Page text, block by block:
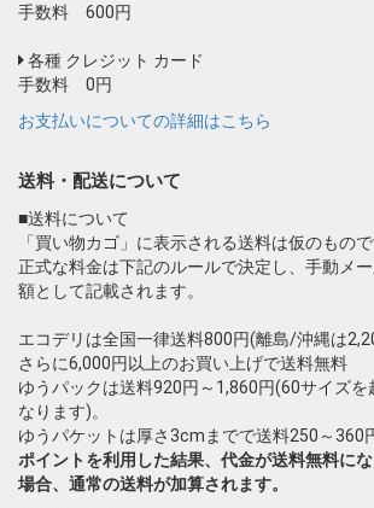
手数料 600円
各種 クレジット カード
手数料 0円
お支払いについての詳細はこちら
送料・配送について
■送料について
「買い物カゴ」に表示される送料は仮のもので
正式な料金は下記のルールで決定し、手動メ
額として記載されます。
エコデリは全国一律送料800円(離島/沖縄は
さらに6,000円以上のお買い上げで送料無料
ゆうパックは送料920円～1,860円(60サイズを
なります)。
ゆうパケットは厚さ3cmまでで送料250～360
ポイントを利用した結果、代金が送料無料に
場合、通常の送料が加算されます。